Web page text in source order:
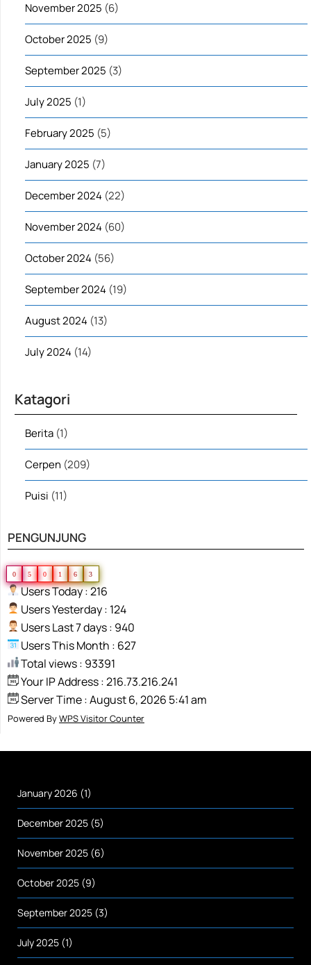
November 2025 (6)
October 2025 (9)
September 2025 (3)
July 2025 (1)
February 2025 (5)
January 2025 (7)
December 2024 (22)
November 2024 (60)
October 2024 (56)
September 2024 (19)
August 2024 (13)
July 2024 (14)
Katagori
Berita (1)
Cerpen (209)
Puisi (11)
PENGUNJUNG
0 5 0 1 6 3
Users Today : 216
Users Yesterday : 124
Users Last 7 days : 940
Users This Month : 627
Total views : 93391
Your IP Address : 216.73.216.241
Server Time : August 6, 2026 5:41 am
Powered ByWPS Visitor Counter
January 2026 (1)
December 2025 (5)
November 2025 (6)
October 2025 (9)
September 2025 (3)
July 2025 (1)